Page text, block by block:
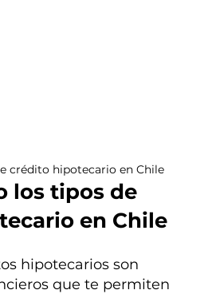
crédito hipotecario en Chile
los tipos de
en Chile
hipotecarios son
que te permiten